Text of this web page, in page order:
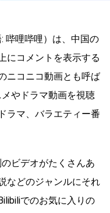
哔哩哔哩）は、中国の
にコメントを表示する
ニコニコ動画とも呼ば
やドラマ動画を視聴
ラマ、バラエティー番
ビデオがたくさんあ
などのジャンルにそれ
でのお気に入りの